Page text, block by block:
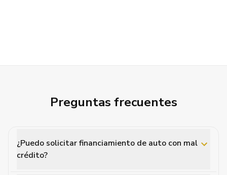
Preguntas frecuentes
¿Puedo solicitar financiamiento de auto con mal
crédito?